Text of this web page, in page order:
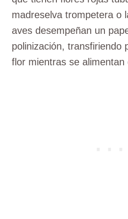
madreselva trompetera o
aves desempeñan un
polinización, transfiriendo
flor mientras se alimentan